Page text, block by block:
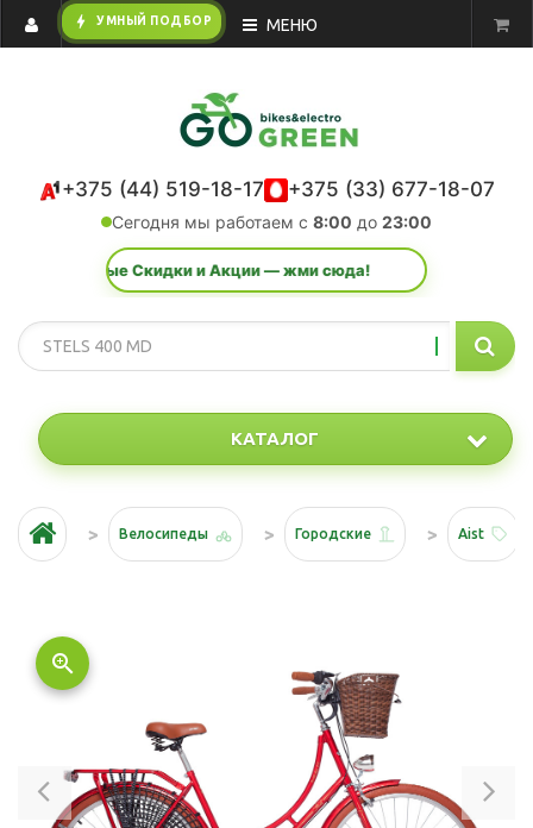
bolt УМНЫЙ ПОДБОР МЕНЮ
+375 (44) 519-18-17 +375 (33) 677-18-07
Сегодня мы работаем с 8:00 до 23:00
Скидки и Акции — жми сюда!
КАТАЛОГ
Велосипеды Городские Aist
Previous
zoom_in